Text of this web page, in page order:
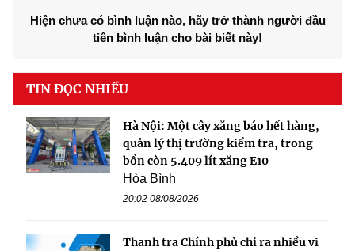
Hiện chưa có bình luận nào, hãy trở thành người đầu
tiên bình luận cho bài biết này!
TIN ĐỌC NHIỀU
Hà Nội: Một cây xăng báo hết hàng,
quản lý thị trường kiểm tra, trong
bồn còn 5.409 lít xăng E10
Hòa Bình
20:02 08/08/2026
Thanh tra Chính phủ chỉ ra nhiều vi